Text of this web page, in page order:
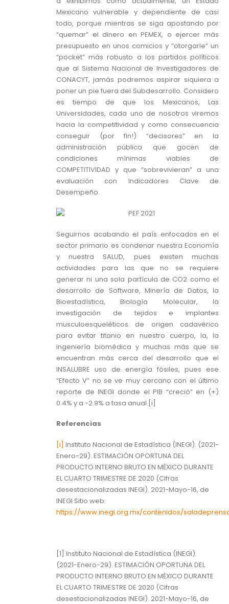
Mexicano vulnerable y dependiente de casi
todo, porque mientras se siga apostando por
“quemar” el dinero en PEMEX, o ejercer más
presupuesto en unos comicios y “otorgarle” un
“pocket” más robusto a los partidos políticos
que al Sistema Nacional de Investigadores de
CONACYT, jamás podremos aspirar siquiera a
poner un pie fuera del Subdesarrollo. Considero
es tiempo de que los Mexicanos, Las
Universidades, cada uno de nosotros viremos
hacia la competitividad y como consecuencia
conseguir (por fin!) “decisores” en la
administración pública que gocen de
condiciones mínimas viables de
COMPETITIVIDAD y que “sobrevivieran” a una
evaluación con Indicadores Clave de
Desempeño.
Seguirnos acabando el país enfocados en el
sector primario es condenar nuestra Economía
y nuestra SALUD, pues existen muchas
actividades para las que no se requiere
generar ni una sola partícula de CO2 como el
desarrollo de Software, Minería de Datos, la
Bioestadística, Biología Molecular, la
investigación de tejidos e implantes
musculoesqueléticos de origen cadavérico
para evitar titanio en nuestro cuerpo, la, la
ingeniería biomédica y muchas más que se
encuentran más cerca del desarrollo que el
INSALUBRE uso de energía fósiles, pues ese
“Efecto V” no se ve muy cercano con el último
reporte de INEGI donde el PIB “creció” en (+)
0.4% y a -2.9% a tasa anual.[i]
Referencias
[i] Instituto Nacional de Estadística (INEGI). (2021-
Enero-29). ESTIMACIÓN OPORTUNA DEL
PRODUCTO INTERNO BRUTO EN MÉXICO DURANTE
EL CUARTO TRIMESTRE DE 2020 (Cifras
desestacionalizadas INEGI). 2021-Mayo-16, de
INEGI Sitio web:
https://www.inegi.org.mx/contenidos/
[1] Instituto Nacional de Estadística (INEGI).
(2021-Enero-29). ESTIMACIÓN OPORTUNA DEL
PRODUCTO INTERNO BRUTO EN MÉXICO DURANTE
EL CUARTO TRIMESTRE DE 2020 (Cifras
desestacionalizadas INEGI). 2021-Mayo-16, de